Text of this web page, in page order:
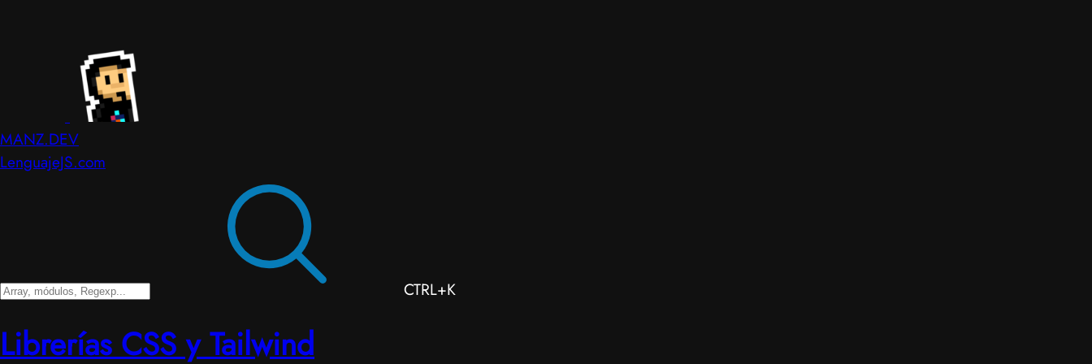
MANZ.DEV
LenguajeJS.com
CTRL+K
Librerías CSS y Tailwind